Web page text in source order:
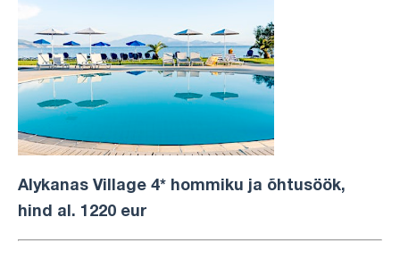
Alykanas Village 4* hommiku ja õhtusöök,
hind al. 1220 eur